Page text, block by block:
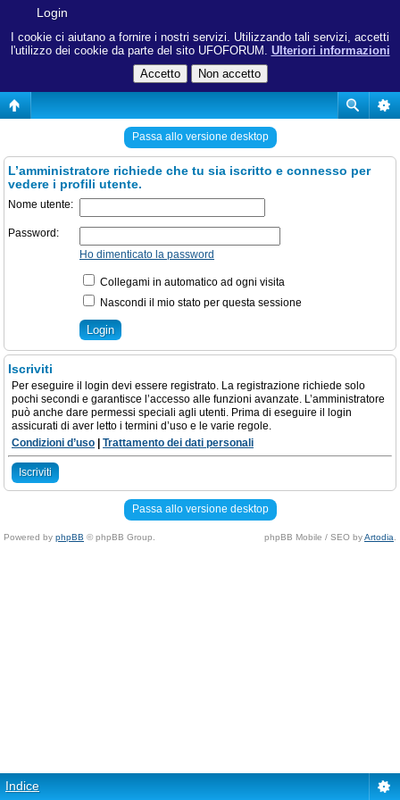
I cookie ci aiutano a fornire i nostri servizi. Utilizzando tali servizi, accetti
l'utilizzo dei cookie da parte del sito UFOFORUM. Ulteriori informazioni
Login
Passa allo versione desktop
L’amministratore richiede che tu sia iscritto e connesso per
vedere i profili utente.
Nome utente:
Password:
Ho dimenticato la password
Collegami in automatico ad ogni visita
Nascondi il mio stato per questa sessione
Iscriviti
Per eseguire il login devi essere registrato. La registrazione richiede solo
pochi secondi e garantisce l’accesso alle funzioni avanzate. L’amministratore
può anche dare permessi speciali agli utenti. Prima di eseguire il login
assicurati di aver letto i termini d’uso e le varie regole.
Condizioni d’uso
Trattamento dei dati personali
Iscriviti
Passa allo versione desktop
Powered by phpBB © phpBB Group. phpBB Mobile / SEO byArtodia
Indice